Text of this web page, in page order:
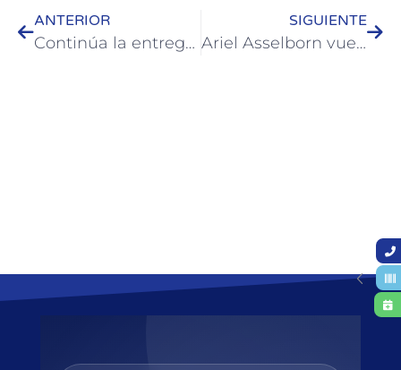
ANTERIOR
Continúa la entrega de microcréditos a emprendedores de Colón
SIGUIENTE
Ariel Asselborn vuelve a presentarse en vivo con un concierto en Colón